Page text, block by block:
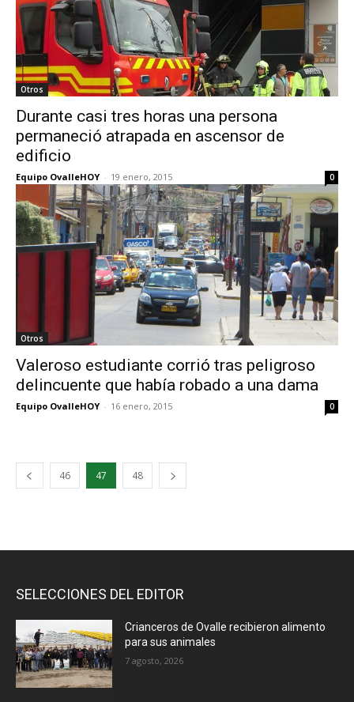
Otros
Durante casi tres horas una persona
permaneció atrapada en ascensor de
edificio
Equipo OvalleHOY - 19 enero, 2015 0
Otros
Valeroso estudiante corrió tras peligroso
delincuente que había robado a una dama
Equipo OvalleHOY - 16 enero, 2015 0
46 47 48
SELECCIONES DEL EDITOR
Crianceros de Ovalle recibieron alimento
para sus animales
7 agosto, 2026